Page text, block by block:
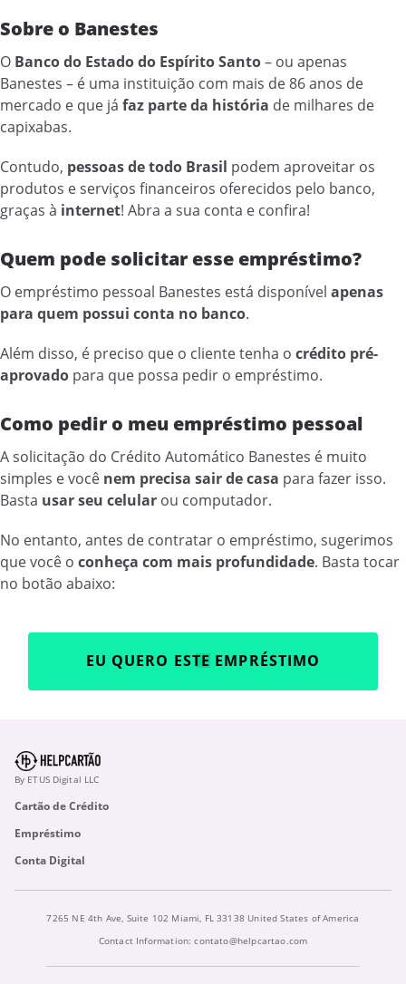
Sobre o Banestes
O Banco do Estado do Espírito Santo– ou apenas
Banestes – é uma instituição com mais de 86 anos de
mercado e que já faz parte da história de milhares de
capixabas.
Contudo, pessoas de todo Brasil podem aproveitar os
produtos e serviços financeiros oferecidos pelo banco,
graças à internet! Abra a sua conta e confira!
Quem pode solicitar esse empréstimo?
O empréstimo pessoal Banestes está disponível apenas
para quem possui conta no banco.
Além disso, é preciso que o cliente tenha o crédito pré-
aprovado para que possa pedir o empréstimo.
Como pedir o meu empréstimo pessoal
A solicitação do Crédito Automático Banestes é muito
simples e você nem precisa sair de casa para fazer isso.
Basta usar seu celular ou computador.
No entanto, antes de contratar o empréstimo, sugerimos
que você o conheça com mais profundidade. Basta tocar
no botão abaixo:
EU QUERO ESTE EMPRÉSTIMO
By ETUS Digital LLC
Cartão de Crédito
Empréstimo
Conta Digital
7265 NE 4th Ave, Suite 102 Miami, FL 33138 United States of America
Contact Information:contato@helpcartao.com